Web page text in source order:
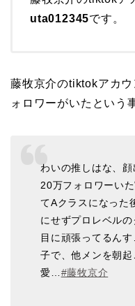
uta012345です。
藤牧京介のtiktokアカ
ォロワーがいたという
わいの推しはな、
20万フォロワーい
てAクラスになった
にせずプロレベル
目に頑張ってるん
子で、他メンを朝
愛…#藤牧京介